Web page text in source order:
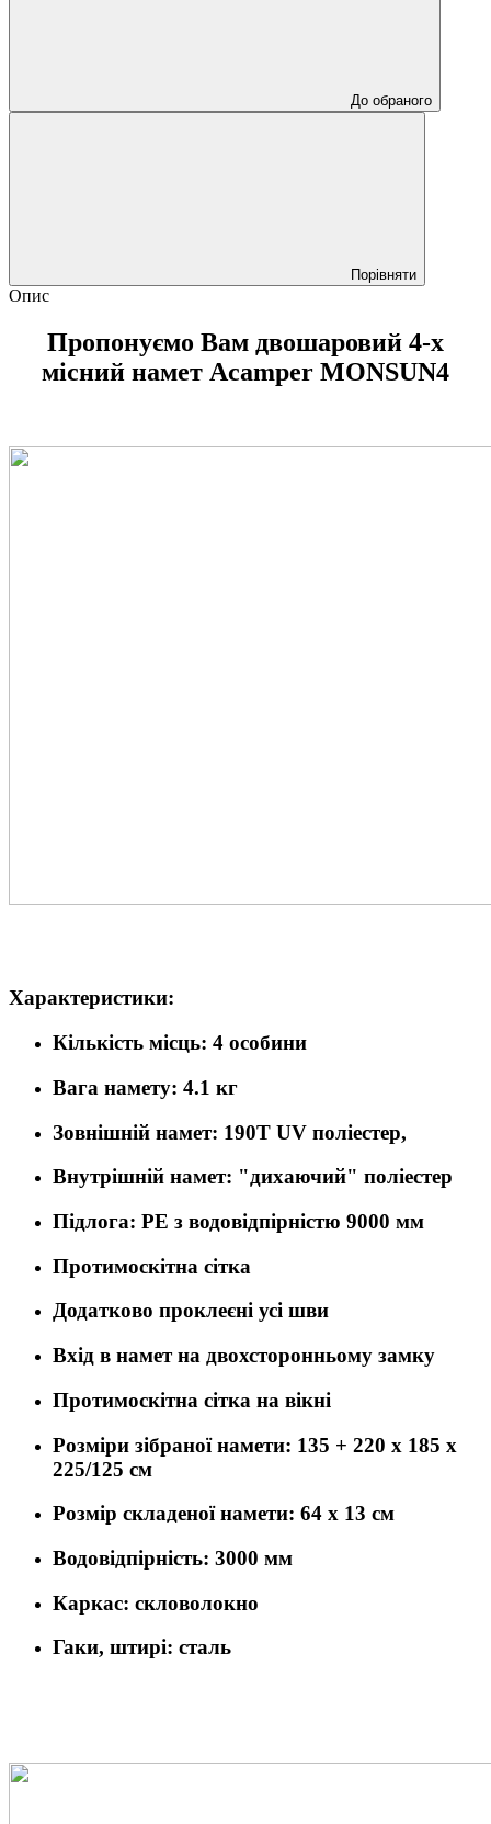
До обраного
Порівняти
Опис
Пропонуємо Вам двошаровий 4-х
місний намет Acamper MONSUN4
Характеристики:
Кількість місць: 4 особини
Вага намету: 4.1 кг
Зовнішній намет: 190T UV поліестер,
Внутрішній намет: "дихаючий" поліестер
Підлога: PE з водовідпірністю 9000 мм
Протимоскітна сітка
Додатково проклеєні усі шви
Вхід в намет на двохсторонньому замку
Протимоскітна сітка на вікні
Розміри зібраної намети: 135 + 220 x 185 x
225/125 см
Розмір складеної намети: 64 x 13 см
Водовідпірність: 3000 мм
Каркас: скловолокно
Гаки, штирі: сталь